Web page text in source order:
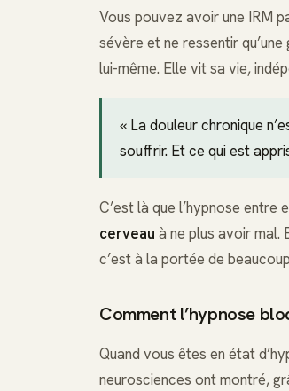
Vous pouvez avoir une IRM
sévère et ne ressentir
lui-même. Elle vit sa vie,
« La douleur chronique
souffrir. Et ce qui est
C’est là que l’hypnose
cerveau à ne plus avoir mal.
c’est à la portée de
Comment l’hypnose
Quand vous êtes en état
neurosciences ont montré,